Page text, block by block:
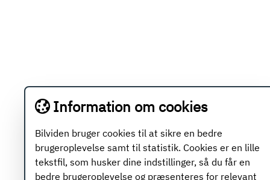
Information om cookies
Bilviden bruger cookies til at sikre en bedre
brugeroplevelse samt til statistik. Cookies er en lille
tekstfil, som husker dine indstillinger, så du får en
bedre brugeroplevelse og præsenteres for relevant